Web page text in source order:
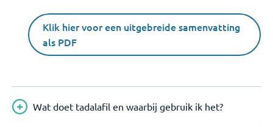
Klik hier voor een uitgebreide samenvatting
als PDF
Wat doet tadalafil en waarbij gebruik ik het?